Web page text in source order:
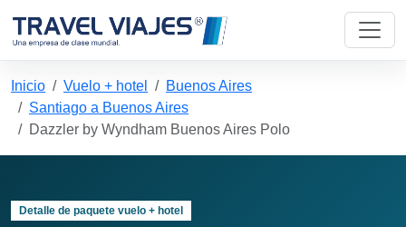
Inicio Vuelo + hotel
Buenos Aires
Santiago a Buenos Aires
Dazzler by Wyndham Buenos Aires Polo
Detalle de paquete vuelo + hotel